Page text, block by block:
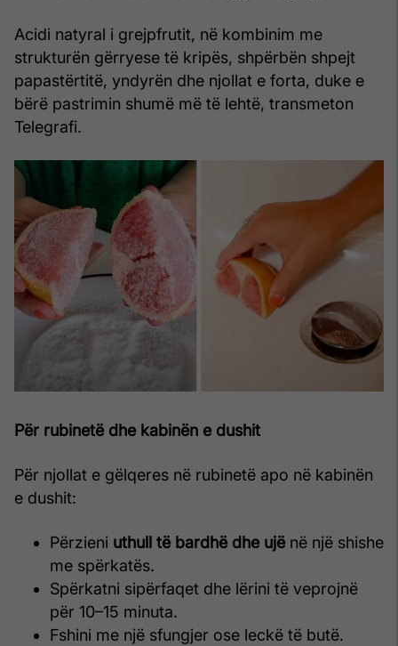
Acidi natyral i grejpfrutit, në kombinim me
strukturën gërryese të kripës, shpërbën shpejt
papastërtitë, yndyrën dhe njollat e forta, duke e
bërë pastrimin shumë më të lehtë, transmeton
Telegrafi.
Për rubinetë dhe kabinën e dushit
Për njollat e gëlqeres në rubinetë apo në kabinën
e dushit:
Përzieni uthull të bardhë dhe ujë në një shishe
me spërkatës.
Spërkatni sipërfaqet dhe lërini të veprojnë
për 10–15 minuta.
Fshini me një sfungjer ose leckë të butë.